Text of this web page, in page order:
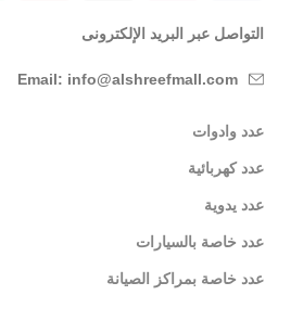
التواصل عبر البريد الإلكترونى
Email: info@alshreefmall.com
عدد وادوات
عدد كهربائية
عدد يدوية
عدد خاصة بالسيارات
عدد خاصة بمراكز الصيانة